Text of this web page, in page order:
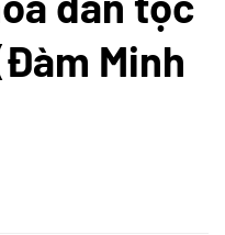
Minh